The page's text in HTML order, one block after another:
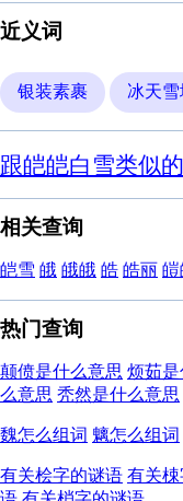
近义词
银装素裹 冰天
跟皑皑白雪类似
相关查询
皑雪 皒 皒皒 皓 皓丽 皚
热门查询
颠偾是什么意思 烦茹
么意思 秃然是什么意思
魏怎么组词 魑怎么组词
有关桧字的谜语 有关